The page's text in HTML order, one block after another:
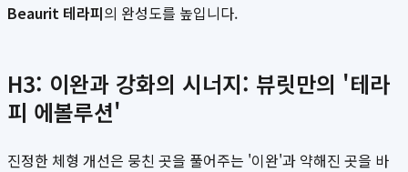
Beaurit 테라피의 완성도를 높입니다.
H3: 이완과 강화의 시너지: 뷰릿만의 '테라
피 에볼루션'
진정한 체형 개선은 뭉친 곳을 풀어주는 '이완'과 약해진 곳을 바